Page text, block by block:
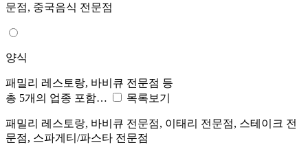
문점, 중국음식 전문점
양식
패밀리 레스토랑, 바비큐 전문점 등
총 5개의 업종 포함…
목록보기
패밀리 레스토랑, 바비큐 전문점, 이태리 전문점, 스테이크 전
문점, 스파게티/파스타 전문점